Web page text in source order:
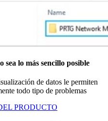
sea lo más sencillo posible
de datos le permiten
todo tipo de problemas
PRODUCTO